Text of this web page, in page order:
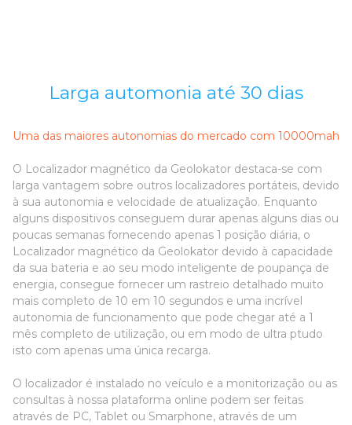
Larga automonia até 30 dias
Uma das maiores autonomias do mercado com 10000mah
O Localizador magnético da Geolokator destaca-se com
larga vantagem sobre outros localizadores portáteis, devido
à sua autonomia e velocidade de atualização. Enquanto
alguns dispositivos conseguem durar apenas alguns dias ou
poucas semanas fornecendo apenas 1 posição diária, o
Localizador magnético da Geolokator devido à capacidade
da sua bateria e ao seu modo inteligente de poupança de
energia, consegue fornecer um rastreio detalhado muito
mais completo de 10 em 10 segundos e uma incrível
autonomia de funcionamento que pode chegar até a 1
mês completo de utilização, ou em modo de ultra ptudo
isto com apenas uma única recarga.
O localizador é instalado no veículo e a monitorização ou as
consultas à nossa plataforma online podem ser feitas
através de PC, Tablet ou Smarphone, através de um